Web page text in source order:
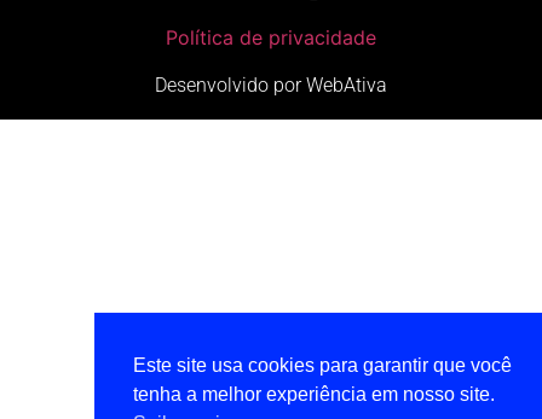
Política de privacidade
Desenvolvido por WebAtiva
Este site usa cookies para garantir que você
tenha a melhor experiência em nosso site.